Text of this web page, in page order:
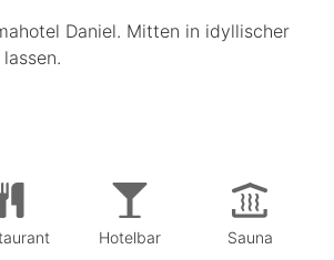
Daniel. Mitten in idyllischer
Hotelbar Sauna